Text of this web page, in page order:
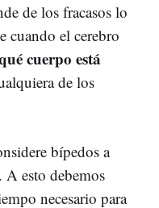
de los fracasos lo
cuando el cerebro
cuerpo está
de los
bípedos a
A esto debemos
necesario para